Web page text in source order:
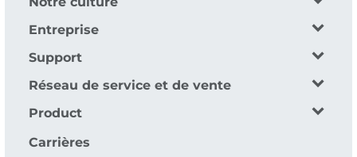
Entreprise
Support
Réseau de service et de vente
Product
Carrières